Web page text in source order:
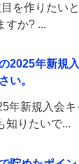
を作りたい
すか? ...
2025年新規
い。
年新規入会
知りたいで...